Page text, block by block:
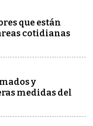
que están
cotidianas
y
medidas del